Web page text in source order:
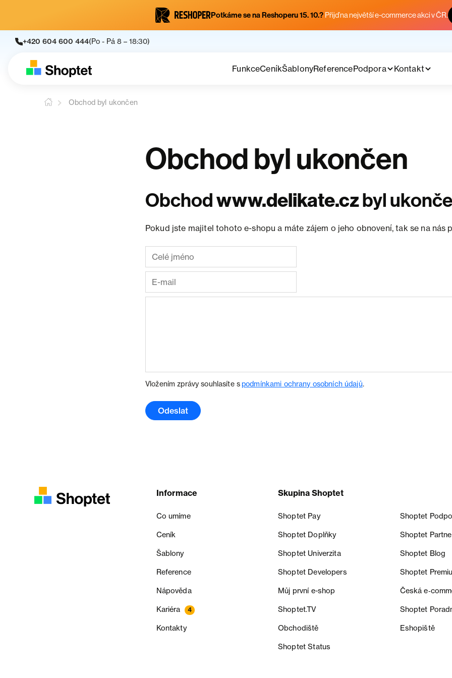
Potkáme se na Reshoperu 15. 10.? Přijď na největší e-commerce akci v ČR.
+420 604 600 444(Po - Pá 8 – 18:30)
FunkceCeníkŠablonyReferencePodpora Kontakt
Obchod byl ukončen
Obchod byl ukončen
Obchodwww.delikate.czbyl
Pokud jste majitel tohoto e-shopu a máte zájem o jeho obnovení, tak se na nás
Vložením zprávy souhlasíte spodmínkami ochrany osobních údajů.
Odeslat
Informace
Co umíme
Ceník
Šablony
Reference
Nápověda
Kariéra 4
Kontakty
Skupina Shoptet
Shoptet Pay Shoptet
Shoptet Doplňky Shoptet
Shoptet Univerzita Shoptet Blog
Shoptet Developers Shoptet
Můj první e-shop Česká
Shoptet.TV Shoptet
Obchodiště Eshopiště
Shoptet Status